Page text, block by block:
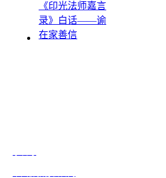
《印光法师嘉言
录》白话——谕
在家善信